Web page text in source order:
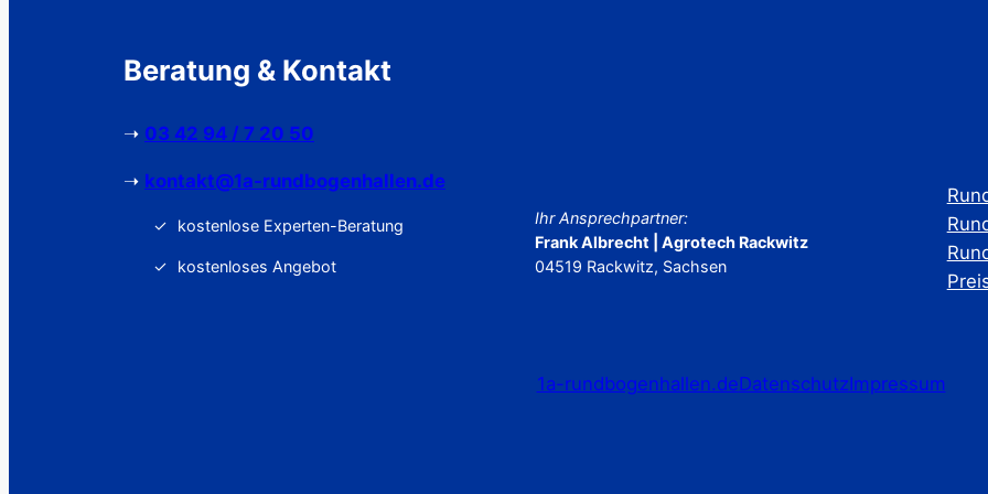
Beratung & Kontakt
➝ 03 42 94 / 7 20 50
➝ kontakt@1a-rundbogenhallen.de
kostenlose Experten-Beratung
kostenloses Angebot
Ihr Ansprechpartner:
Frank Albrecht | Agrotech Rackwitz
04519 Rackwitz, Sachsen
1a-rundbogenhallen.deDatenschutzImpressum